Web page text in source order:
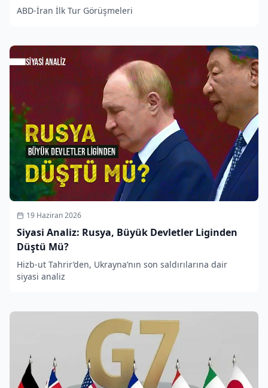
ABD-İran İlk Tur Görüşmeleri
19 Haziran 2026
Siyasi Analiz: Rusya, Büyük Devletler Liginden
Düştü Mü?
Hizb-ut Tahrir’den, Ukrayna’nın son saldırılarına dair
siyasi analiz